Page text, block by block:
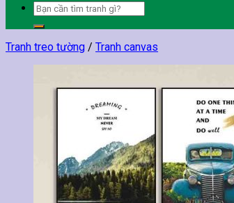
Tìm
kiếm:
Tranh treo tường / Tranh canvas